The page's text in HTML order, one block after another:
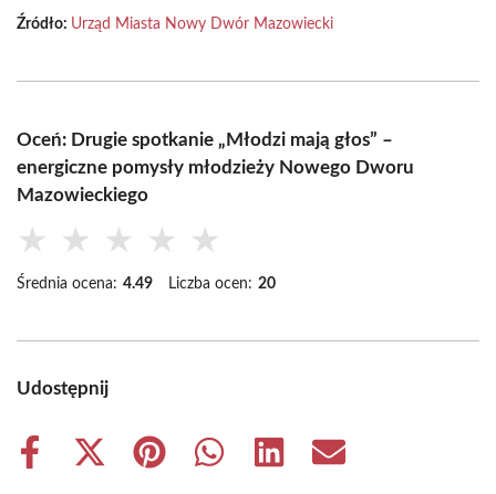
Źródło: Urząd Miasta Nowy Dwór Mazowiecki
Oceń: Drugie spotkanie „Młodzi mają głos” –
energiczne pomysły młodzieży Nowego Dworu
Mazowieckiego
★ ★ ★ ★ ★
Średnia ocena: 4.49 Liczba ocen: 20
Udostępnij
Share
Share
Share
Share
Share
Share